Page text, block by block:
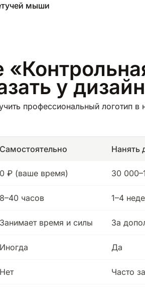
мыши
у
профессиональный логотип
Самостоятельно Нанять
0 ₽ (ваше время) 30
8–40 часов 1–4
Занимает время и силы За
Иногда Да
Нет Часто